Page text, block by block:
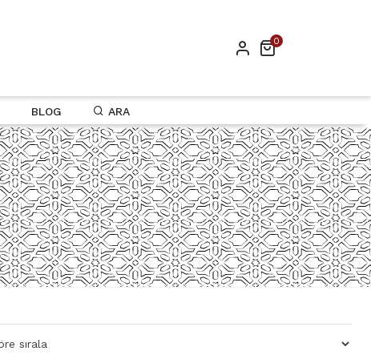
0
BLOG ARA